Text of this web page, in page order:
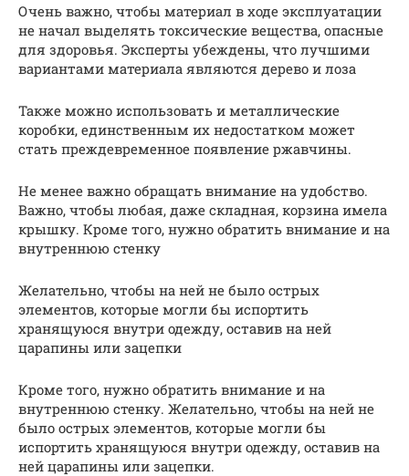
Очень важно, чтобы материал в ходе эксплуатации
не начал выделять токсические вещества, опасные
для здоровья. Эксперты убеждены, что лучшими
вариантами материала являются дерево и лоза
Также можно использовать и металлические
коробки, единственным их недостатком может
стать преждевременное появление ржавчины.
Не менее важно обращать внимание на удобство.
Важно, чтобы любая, даже складная, корзина имела
крышку. Кроме того, нужно обратить внимание и на
внутреннюю стенку
Желательно, чтобы на ней не было острых
элементов, которые могли бы испортить
хранящуюся внутри одежду, оставив на ней
царапины или зацепки
Кроме того, нужно обратить внимание и на
внутреннюю стенку. Желательно, чтобы на ней не
было острых элементов, которые могли бы
испортить хранящуюся внутри одежду, оставив на
ней царапины или зацепки.